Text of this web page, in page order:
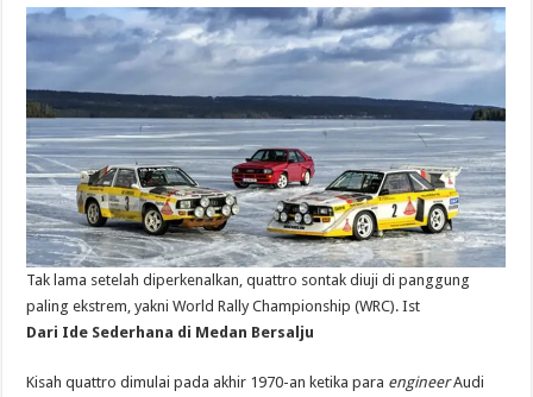
Tak lama setelah diperkenalkan, quattro sontak diuji di panggung
paling ekstrem, yakni World Rally Championship (WRC). Ist
Dari Ide Sederhana di Medan Bersalju
Kisah quattro dimulai pada akhir 1970-an ketika para engineerAudi